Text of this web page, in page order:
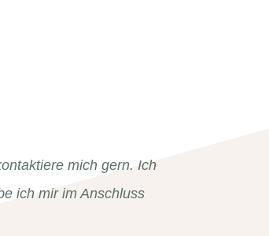
mich gern. Ich
ich mir im Anschluss